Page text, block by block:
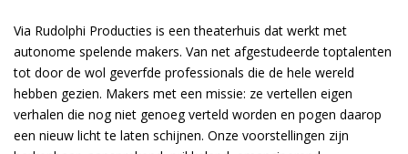
Via Rudolphi Producties is een theaterhuis dat werkt met
autonome spelende makers. Van net afgestudeerde toptalenten
tot door de wol geverfde professionals die de hele wereld
hebben gezien. Makers met een missie: ze vertellen eigen
verhalen die nog niet genoeg verteld worden en pogen daarop
een nieuw licht te laten schijnen. Onze voorstellingen zijn